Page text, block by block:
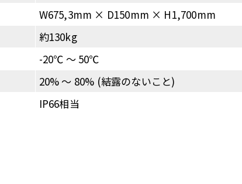
W675,3mm × D150mm × H1,700mm
約130kg
-20℃ 〜 50℃
20% 〜 80% (結露のないこと)
IP66相当